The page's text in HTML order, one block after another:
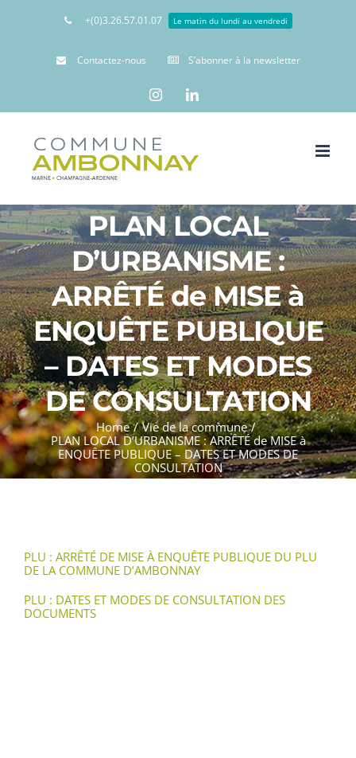
+(0)3.26.57.01.07 Le matin du lundi au vendredi
Contactez-nous S’abonner à la newsletter
InstagramLinkedin
PLAN LOCAL
D’URBANISME :
ARRÊTÉ de MISE à
ENQUÊTE PUBLIQUE
– DATES ET MODES
DE CONSULTATION
Home / Vie de la commune /
PLAN LOCAL D’URBANISME : ARRÊTÉ de MISE à
ENQUÊTE PUBLIQUE – DATES ET MODES DE
CONSULTATION
PLU : ARRÊTÉ DE MISE À ENQUÊTE PUBLIQUE DU PLU
DE LA COMMUNE D’AMBONNAY
PLU : DATES ET MODES DE CONSULTATION DES
DOCUMENTS